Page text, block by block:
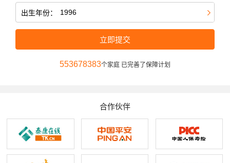
出生年份：
立即提交
553678383个家庭 已完善了保障计划
合作伙伴